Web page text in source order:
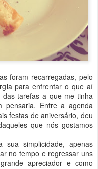
foram recarregadas, pelo
para enfrentar o que aí
tarefas a que me tinha
pensaria. Entre a agenda
festas de aniversário, deu
que nós gostamos
simplicidade, apenas
no tempo e regressar uns
apreciador e como